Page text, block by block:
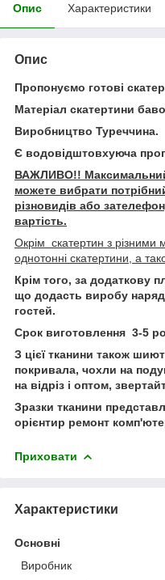
Опис Характеристики
Опис
Пропонуємо готові
Матеріал скатертини
Виробництво Туреччина.
Є водовідштовхуюча
ВАЖЛИВО!!
можете вибрати
різновидів або
вартість.
Окрім скатертин з
однотонні скатертини, а
Крім того, за додаткову
що додасть виробу
гостей.
Срок виготовлення 3-5
З цієї тканини також
покривала, чохли на
на відріз і оптом,
Зразки тканини
орієнтир ремонт
Приховати
Характеристики
Основні
Виробник